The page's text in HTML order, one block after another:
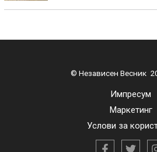
© Независен Весник
Импресум
Маркетинг
Услови за